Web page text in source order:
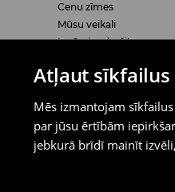
Atļaut sīkfailus
Mēs izmantojam
par jūsu ērtībām
jebkurā brīdī mainīt
Cenu zīmes
Mūsu veikali
Iepērcies droši!
Juridiskie Jautājumi
Pasūtījuma atcelšana
Brilles – Atbilst ES
Digitālās pieejamības